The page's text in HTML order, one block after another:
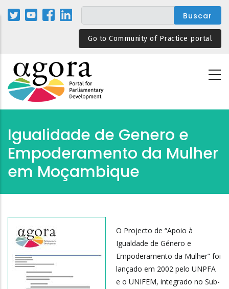
Pasar
Go to Community of Practice portal
Igualidade de Genero e
Empoderamento da Mulher
em Moçambique
O Projecto de “Apoio à
Igualdade de Género e
Empoderamento da Mulher” foi
lançado em 2002 pelo UNPFA
e o UNIFEM, integrado no Sub-